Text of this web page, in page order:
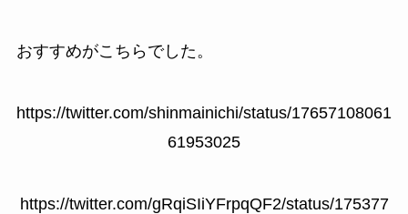
おすすめがこちらでした。
https://twitter.com/shinmainichi/status/17657108061
61953025
https://twitter.com/gRqiSIiYFrpqQF2/status/175377